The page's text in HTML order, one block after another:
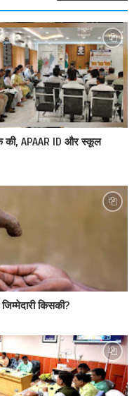
की, APAAR ID और स्कूल
किसकी?